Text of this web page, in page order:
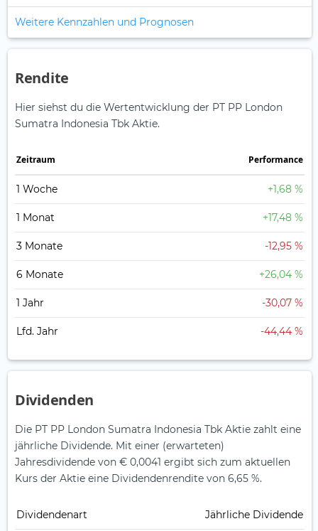
Weitere Kennzahlen und Prognosen
Rendite
Hier siehst du die Wertentwicklung der PT PP London
Sumatra Indonesia Tbk Aktie.
Zeitraum Perfor­mance
1 Woche +1,68 %
1 Monat +17,48 %
3 Monate -12,95 %
6 Monate +26,04 %
1 Jahr -30,07 %
Lfd. Jahr -44,44 %
Dividenden
Die PT PP London Sumatra Indonesia Tbk Aktie zahlt eine
jährliche Dividende. Mit einer (erwarteten)
Jahresdividende von € 0,0041 ergibt sich zum aktuellen
Kurs der Aktie eine Dividendenrendite von 6,65 %.
Dividendenart Jährliche Dividende